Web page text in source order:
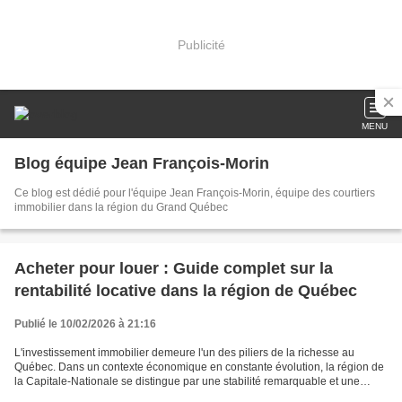
Publicité
MENU
Blog équipe Jean François-Morin
Ce blog est dédié pour l'équipe Jean François-Morin, équipe des courtiers
immobilier dans la région du Grand Québec
Acheter pour louer : Guide complet sur la
rentabilité locative dans la région de Québec
Publié le 10/02/2026 à 21:16
L'investissement immobilier demeure l'un des piliers de la richesse au
Québec. Dans un contexte économique en constante évolution, la région de
la Capitale-Nationale se distingue par une stabilité remarquable et une